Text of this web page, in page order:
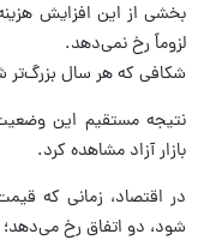
بخشی از این افزایش
لزوماً رخ نمی‌دهد.
شکافی که هر سال بزرگ‌تر
نتیجه مستقیم این
بازار آزاد مشاهده کرد.
در اقتصاد، زمانی که
شود، دو اتفاق رخ